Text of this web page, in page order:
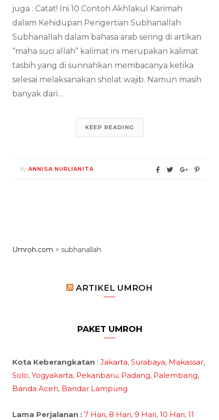
juga : Catat! Ini 10 Contoh Akhlakul Karimah
dalam Kehidupan Pengertian Subhanallah
Subhanallah dalam bahasa arab sering di artikan
“maha suci allah” kalimat ini merupakan kalimat
tasbih yang di sunnahkan membacanya ketika
selesai melaksanakan sholat wajib. Namun masih
banyak dari…
KEEP READING
By ANNISA NURLIANITA
Umroh.com > subhanallah
ARTIKEL UMROH
PAKET UMROH
Kota Keberangkatan : Jakarta, Surabaya, Makassar,
Solo, Yogyakarta, Pekanbaru, Padang, Palembang,
Banda Aceh, Bandar Lampung
Lama Perjalanan : 7 Hari, 8 Hari, 9 Hari, 10 Hari, 11